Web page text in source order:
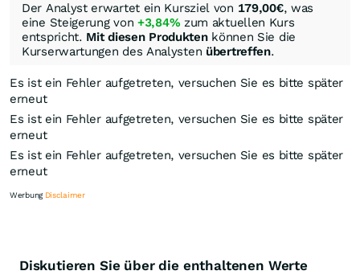
Der Analyst erwartet ein Kursziel von 179,00€, was
eine Steigerung von +3,84% zum aktuellen Kurs
entspricht. Mit diesen Produktenkönnen Sie die
Kurserwartungen des Analysten übertreffen.
Es ist ein Fehler aufgetreten, versuchen Sie es bitte später
erneut
Es ist ein Fehler aufgetreten, versuchen Sie es bitte später
erneut
Es ist ein Fehler aufgetreten, versuchen Sie es bitte später
erneut
Werbung Disclaimer
Diskutieren Sie über die enthaltenen Werte